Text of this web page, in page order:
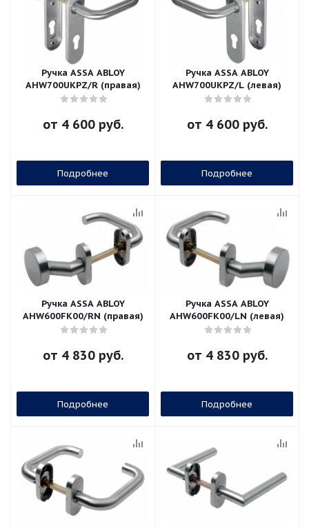
Ручка ASSA ABLOY
AHW700UKPZ/R (правая)
от 4 600 руб.
Подробнее
Ручка ASSA ABLOY
AHW700UKPZ/L (левая)
от 4 600 руб.
Подробнее
Ручка ASSA ABLOY
AHW600FK00/RN (правая)
от 4 830 руб.
Подробнее
Ручка ASSA ABLOY
AHW600FK00/LN (левая)
от 4 830 руб.
Подробнее